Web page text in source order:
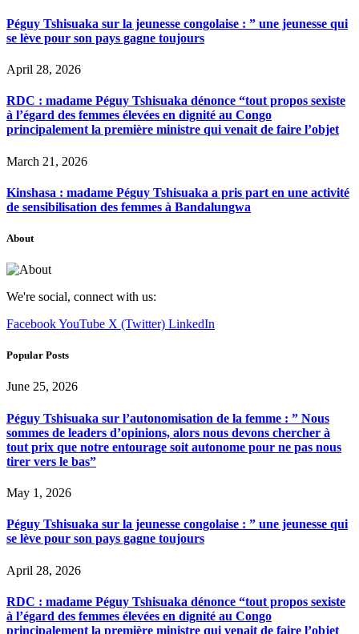
Péguy Tshisuaka sur la jeunesse congolaise : ” une jeunesse qui
se lève pour son pays gagne toujours
April 28, 2026
RDC : madame Péguy Tshisuaka dénonce “tout propos sexiste
à l’égard des femmes élevées en dignité au Congo
principalement la première ministre qui venait de faire l’objet
March 21, 2026
Kinshasa : madame Péguy Tshisuaka a pris part en une activité
de sensibilisation des femmes à Bandalungwa
About
We're social, connect with us:
FacebookYouTube X (Twitter) LinkedIn
Popular Posts
June 25, 2026
Péguy Tshisuaka sur l’autonomisation de la femme : ” Nous
sommes de leaders d’opinions, alors nous devons chercher à
tout prix que notre entourage soit autonome pour ne pas nous
tirer vers le bas”
May 1, 2026
Péguy Tshisuaka sur la jeunesse congolaise : ” une jeunesse qui
se lève pour son pays gagne toujours
April 28, 2026
RDC : madame Péguy Tshisuaka dénonce “tout propos sexiste
à l’égard des femmes élevées en dignité au Congo
principalement la première ministre qui venait de faire l’objet